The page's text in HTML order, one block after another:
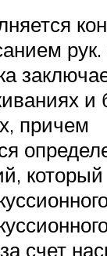
причем
счет